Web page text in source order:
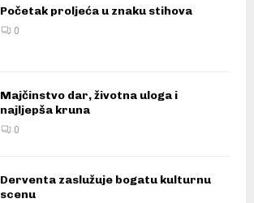
Početak proljeća u znaku stihova
0
Majčinstvo dar, životna uloga i
najljepša kruna
0
Derventa zaslužuje bogatu kulturnu
scenu